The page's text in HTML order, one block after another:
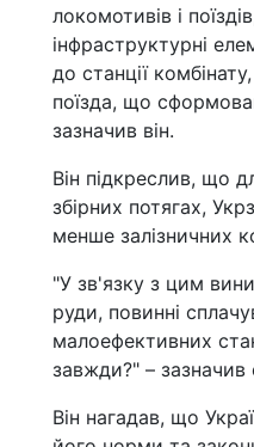
локомотивів і
інфраструктурні
до станції
поїзда, що
зазначив він.
Він підкреслив, що
збірних потягах,
менше залізничних
"У зв'язку з цим
руди, повинні
малоефективних
завжди?" – зазначив
Він нагадав, що